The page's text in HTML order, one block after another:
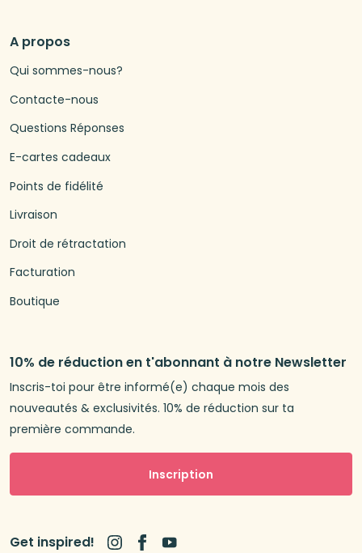
A propos
Qui sommes-nous?
Contacte-nous
Questions Réponses
E-cartes cadeaux
Points de fidélité
Livraison
Droit de rétractation
Facturation
Boutique
10% de réduction en t'abonnant à notre Newsletter
Inscris-toi pour être informé(e) chaque mois des
nouveautés & exclusivités. 10% de réduction sur ta
première commande.
Inscription
Get inspired!